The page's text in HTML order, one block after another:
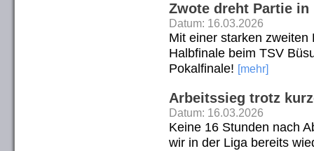
Zwote dreht Partie
Datum: 16.03.2026
Mit einer starken
Halbfinale beim TSV
Pokalfinale! [mehr]
Arbeitssieg trotz
Datum: 16.03.2026
Keine 16 Stunden nach
wir in der Liga bereits